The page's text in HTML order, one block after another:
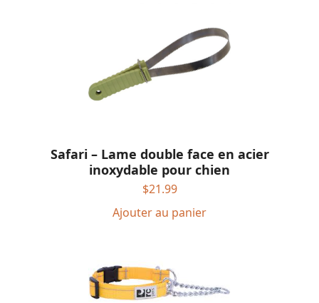
Safari – Lame double face en acier
inoxydable pour chien
$21.99
Ajouter au panier